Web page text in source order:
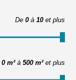
De 0 à 10 et plus
0 m² à 500 m² et plus